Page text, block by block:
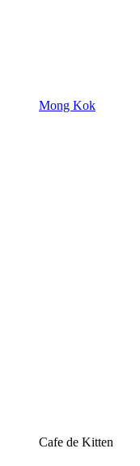
Mong Kok
Cafe de Kitten